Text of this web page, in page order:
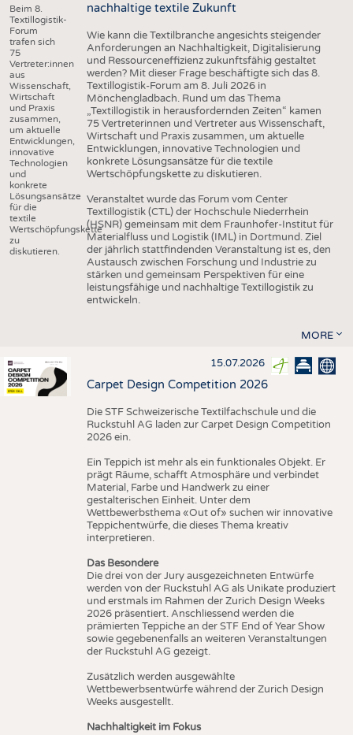
Beim 8.
Textillogistik-
Forum
trafen sich
75
Vertreter:innen
aus
Wissenschaft,
Wirtschaft
und Praxis
zusammen,
um aktuelle
Entwicklungen,
innovative
Technologien
und
konkrete
Lösungsansätze
für die
textile
Wertschöpfungskette
zu
diskutieren.
nachhaltige textile Zukunft
Wie kann die Textilbranche angesichts steigender
Anforderungen an Nachhaltigkeit, Digitalisierung
und Ressourceneffizienz zukunftsfähig gestaltet
werden? Mit dieser Frage beschäftigte sich das 8.
Textillogistik-Forum am 8. Juli 2026 in
Mönchengladbach. Rund um das Thema
„Textillogistik in herausfordernden Zeiten“ kamen
75 Vertreterinnen und Vertreter aus Wissenschaft,
Wirtschaft und Praxis zusammen, um aktuelle
Entwicklungen, innovative Technologien und
konkrete Lösungsansätze für die textile
Wertschöpfungskette zu diskutieren.
Veranstaltet wurde das Forum vom Center
Textillogistik (CTL) der Hochschule Niederrhein
(HSNR) gemeinsam mit dem Fraunhofer-Institut für
Materialfluss und Logistik (IML) in Dortmund. Ziel
der jährlich stattfindenden Veranstaltung ist es, den
Austausch zwischen Forschung und Industrie zu
stärken und gemeinsam Perspektiven für eine
leistungsfähige und nachhaltige Textillogistik zu
entwickeln.
MORE
15.07.2026
Carpet Design Competition 2026
Die STF Schweizerische Textilfachschule und die
Ruckstuhl AG laden zur Carpet Design Competition
2026 ein.
Ein Teppich ist mehr als ein funktionales Objekt. Er
prägt Räume, schafft Atmosphäre und verbindet
Material, Farbe und Handwerk zu einer
gestalterischen Einheit. Unter dem
Wettbewerbsthema «Out of» suchen wir innovative
Teppichentwürfe, die dieses Thema kreativ
interpretieren.
Das Besondere
Die drei von der Jury ausgezeichneten Entwürfe
werden von der Ruckstuhl AG als Unikate produziert
und erstmals im Rahmen der Zurich Design Weeks
2026 präsentiert. Anschliessend werden die
prämierten Teppiche an der STF End of Year Show
sowie gegebenenfalls an weiteren Veranstaltungen
der Ruckstuhl AG gezeigt.
Zusätzlich werden ausgewählte
Wettbewerbsentwürfe während der Zurich Design
Weeks ausgestellt.
Nachhaltigkeit im Fokus